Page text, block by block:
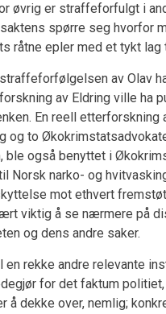
øvrig er straffeforfulgt i
spørre seg hvorfor
råtne epler med et tykt
av Olav
av Eldring ville ha
En reell
og to
ble også benyttet i
Norsk narko- og
mot ethvert
viktig å se nærmere på
og dens andre saker.
rekke andre relevante
for det faktum
å dekke over, nemlig;